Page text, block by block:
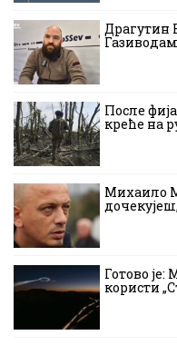
Драгутин
После
креће на
Михаило
Готово
користи